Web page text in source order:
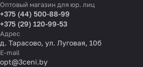
Оптовый магазин для юр. лиц
+375 (44) 500-88-99
+375 (29) 120-99-53
Адрес
д. Тарасово, ул. Луговая, 10б
E-mail
opt@3ceni.by